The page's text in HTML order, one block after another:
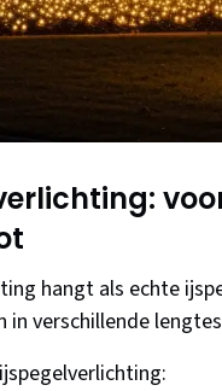
buiten
komen het best
een spectaculaire
tuinen
hangt als echte
in verschillende